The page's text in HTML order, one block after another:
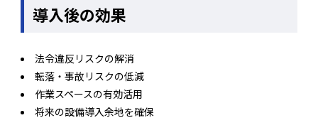
導入後の効果
法令違反リスクの解消
転落・事故リスクの低減
作業スペースの有効活用
将来の設備導入余地を確保